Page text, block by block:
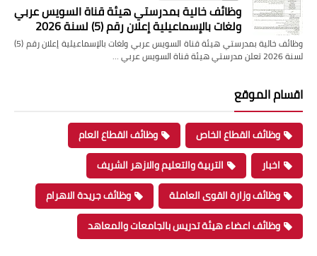
وظائف خالية بمدرستي هيئة قناة السويس عربي
ولغات بالإسماعيلية إعلان رقم (5) لسنة 2026
وظائف خالية بمدرستي هيئة قناة السويس عربي ولغات بالإسماعيلية إعلان رقم (5)
لسنة 2026 تعلن مدرستي هيئة قناة السويس عربي …
اقسام الموقع
وظائف القطاع الخاص
وظائف القطاع العام
اخبار
التربية والتعليم والازهر الشريف
وظائف وزارة القوى العاملة
وظائف جريدة الاهرام
وظائف اعضاء هيئة تدريس بالجامعات والمعاهد